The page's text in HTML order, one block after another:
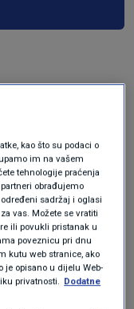
kao što su podaci o
im na vašem
tehnologije praćenja
obrađujemo
sadržaj i oglasi
vas. Možete se vratiti
ili povukli pristanak u
poveznicu pri dnu
kutu web stranice, ako
je opisano u dijelu Web-
privatnosti.
Dodatne